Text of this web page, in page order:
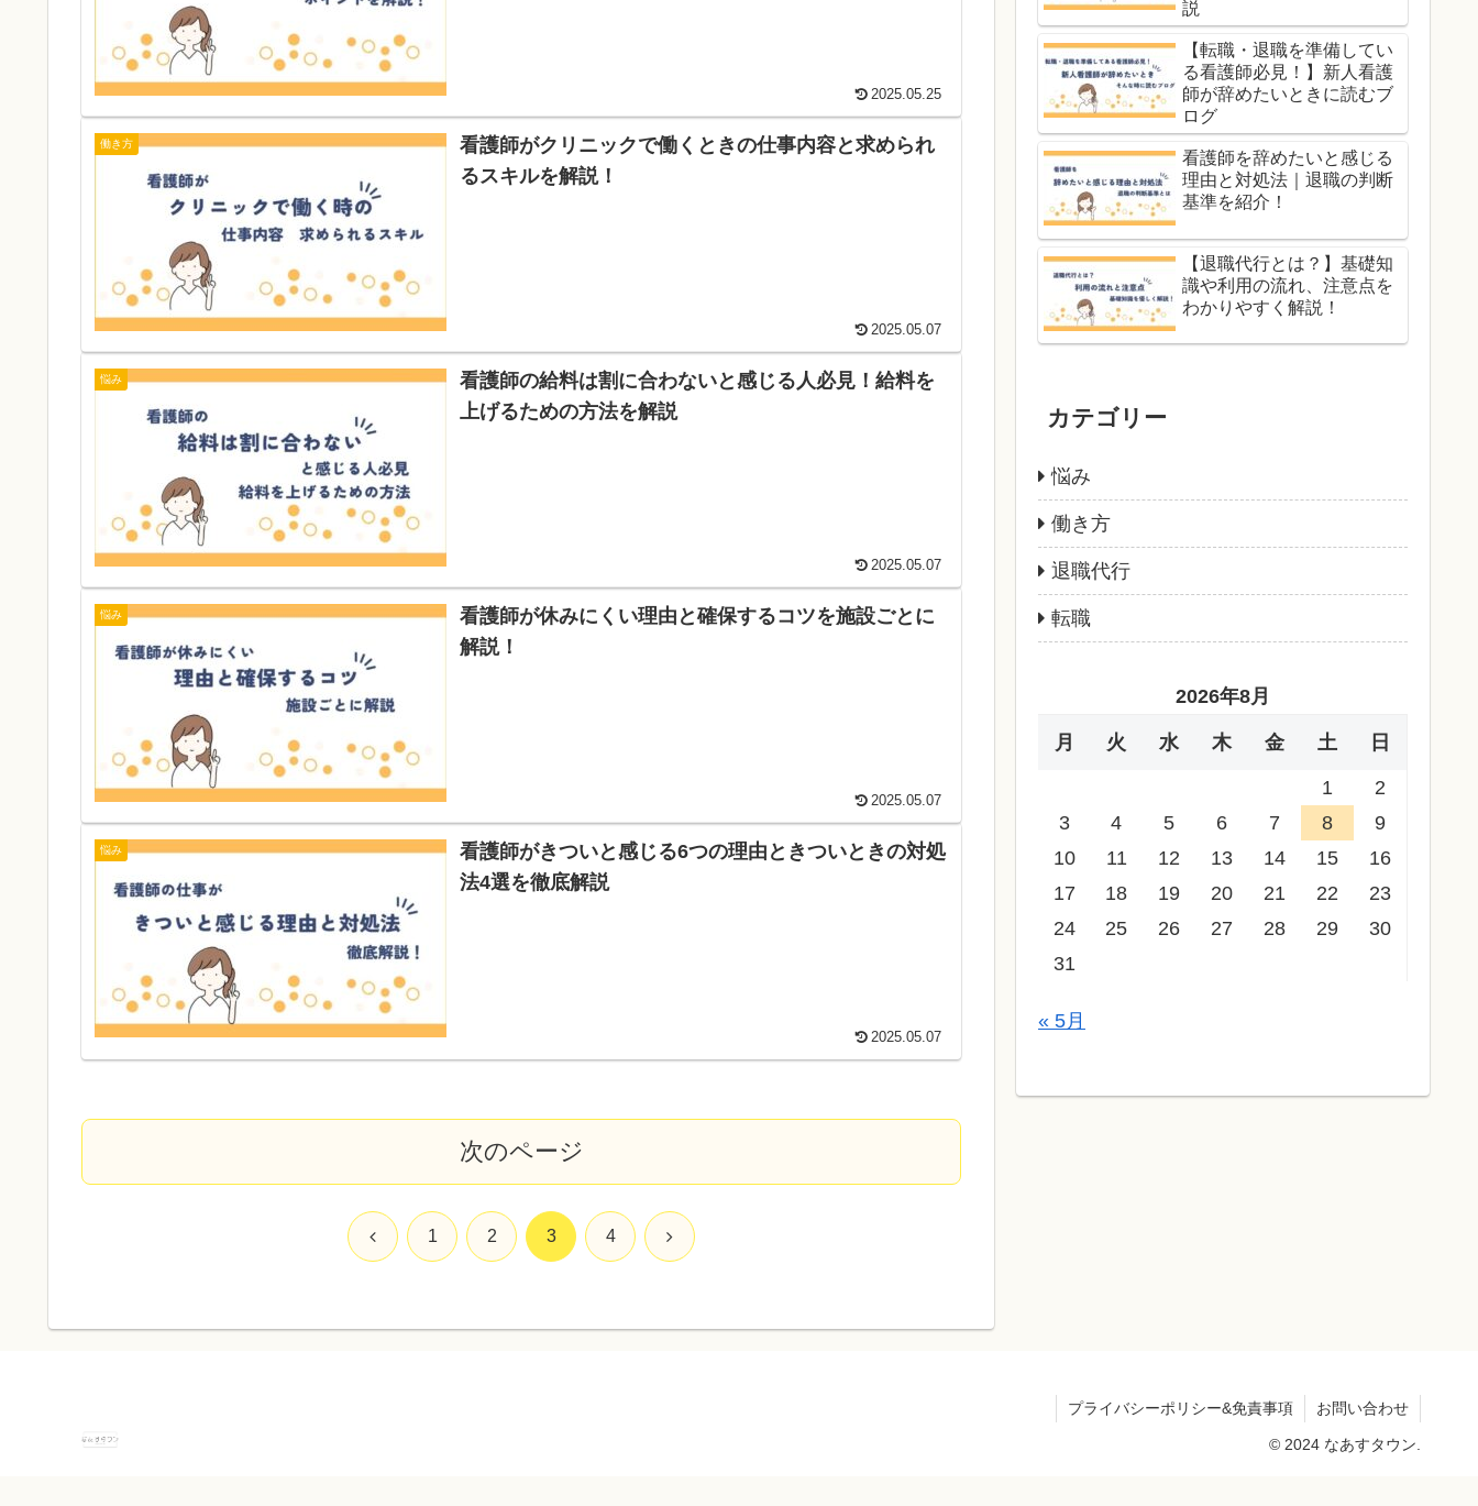
2025.05.25
働き方
看護師がクリニックで働くときの仕事内容と求められ
るスキルを解説！
2025.05.07
悩み
看護師の給料は割に合わないと感じる人必見！給料を
上げるための方法を解説
2025.05.07
悩み
看護師が休みにくい理由と確保するコツを施設ごとに
解説！
2025.05.07
悩み
看護師がきついと感じる6つの理由ときついときの対処
法4選を徹底解説
2025.05.07
次のページ
前 1 2 3 4 次
説
【転職・退職を準備してい
る看護師必見！】新人看護
師が辞めたいときに読むブ
ログ
看護師を辞めたいと感じる
理由と対処法｜退職の判断
基準を紹介！
【退職代行とは？】基礎知
識や利用の流れ、注意点を
わかりやすく解説！
カテゴリー
悩み
働き方
退職代行
転職
2026年8月
月 火 水 木 金 土 日
1
2
3
4 5 6 7 8
9
10
11 12 13 14 15
16
17
18 19 20 21 22
23
24
25 26 27 28 29
30
31
« 5月
プライバシーポリシー&免責事項 お問い合わせ
© 2024 なあすタウン.